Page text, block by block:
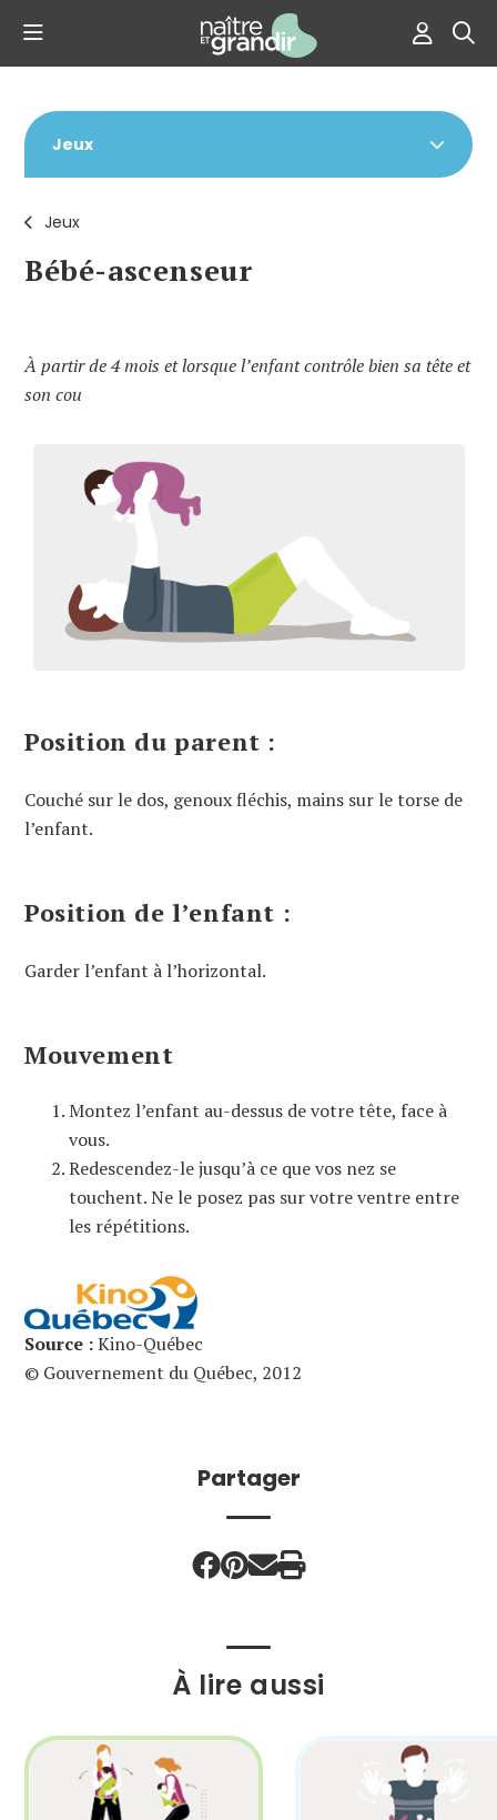
Jeux
Bébé-ascenseur
Jeux
À partir de 4 mois et lorsque l’enfant contrôle bien sa tête et
son cou
Position du parent :
Couché sur le dos, genoux fléchis, mains sur le torse de
l’enfant.
Position de l’enfant :
Garder l’enfant à l’horizontal.
Mouvement
Montez l’enfant au-dessus de votre tête, face à
vous.
Redescendez-le jusqu’à ce que vos nez se
touchent. Ne le posez pas sur votre ventre entre
les répétitions.
Source :Kino-Québec
© Gouvernement du Québec, 2012
Partager
À lire aussi